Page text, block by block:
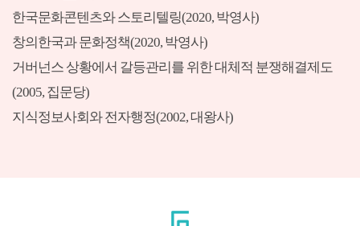
한국문화콘텐츠와 스토리텔링(2020, 박영사)
창의한국과 문화정책(2020, 박영사)
거버넌스 상황에서 갈등관리를 위한 대체적 분쟁해결제도
(2005, 집문당)
지식정보사회와 전자행정(2002, 대왕사)